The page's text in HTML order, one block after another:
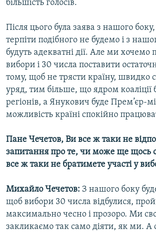
більшість голосів.
Після цього була заява з нашого
терпіти подібного не будемо і з
будуть адекватні дії. Але ми хочемо
вибори і 30 числа поставити
тому, щоб не трясти країну, швидко
уряд, тим більше, що ядром коаліції
регіонів, а Янукович буде Прем’єр-
можливість країні спокійно
Пане Чечетов, Ви все ж таки не
запитання про те, чи може ще щось
все ж таки не братимете участі у
Михайло Чечетов: З нашого боку
щоб вибори 30 числа відбулися,
максимально чесно і прозоро. Ми
закликаємо так само діяти, як ми. А